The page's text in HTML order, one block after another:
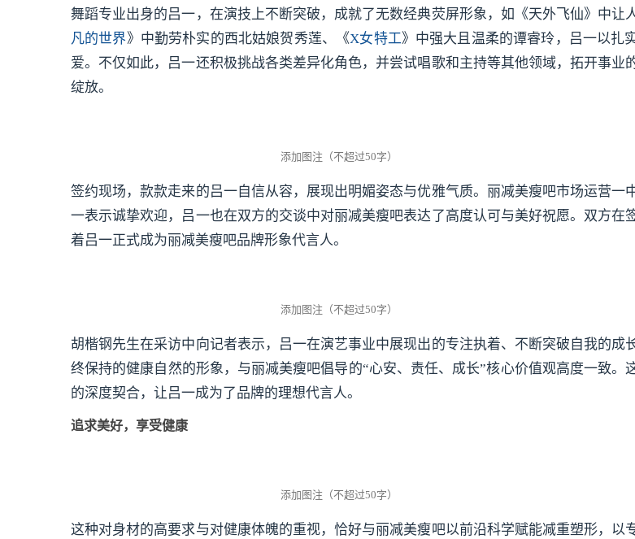
舞蹈专业出身的吕一，在演技上不断突破，成就了无数经典荧屏形象，如《天外飞仙》中让
凡的世界》中勤劳朴实的西北姑娘贺秀莲、《X女特工》中强大且温柔的谭睿玲，吕一以扎
爱。不仅如此，吕一还积极挑战各类差异化角色，并尝试唱歌和主持等其他领域，拓开事业
绽放。
签约现场，款款走来的吕一自信从容，展现出明媚姿态与优雅气质。丽减美瘦吧市场运营一
一表示诚挚欢迎，吕一也在双方的交谈中对丽减美瘦吧表达了高度认可与美好祝愿。双方在
着吕一正式成为丽减美瘦吧品牌形象代言人。
胡楷钢先生在采访中向记者表示，吕一在演艺事业中展现出的专注执着、不断突破自我的成
终保持的健康自然的形象，与丽减美瘦吧倡导的“心安、责任、成长”核心价值观高度一致。
的深度契合，让吕一成为了品牌的理想代言人。
追求美好，享受健康
这种对身材的高要求与对健康体魄的重视，恰好与丽减美瘦吧以前沿科学赋能减重塑形，以